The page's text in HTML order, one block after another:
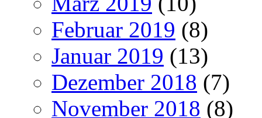
Februar 2019 (8)
Januar 2019 (13)
Dezember 2018 (7)
November 2018 (8)